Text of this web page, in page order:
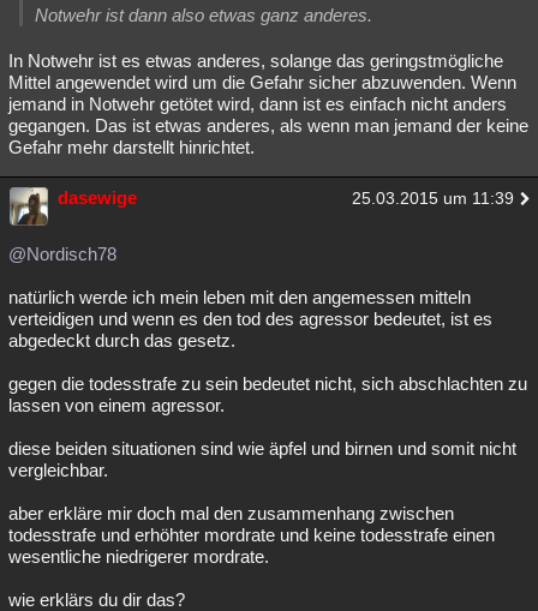
Notwehr ist dann also etwas ganz anderes.
In Notwehr ist es etwas anderes, solange das geringstmögliche
Mittel angewendet wird um die Gefahr sicher abzuwenden. Wenn
jemand in Notwehr getötet wird, dann ist es einfach nicht anders
gegangen. Das ist etwas anderes, als wenn man jemand der keine
Gefahr mehr darstellt hinrichtet.
dasewige 25.03.2015 um 11:39
@Nordisch78
natürlich werde ich mein leben mit den angemessen mitteln
verteidigen und wenn es den tod des agressor bedeutet, ist es
abgedeckt durch das gesetz.
gegen die todesstrafe zu sein bedeutet nicht, sich abschlachten zu
lassen von einem agressor.
diese beiden situationen sind wie äpfel und birnen und somit nicht
vergleichbar.
aber erkläre mir doch mal den zusammenhang zwischen
todesstrafe und erhöhter mordrate und keine todesstrafe einen
wesentliche niedrigerer mordrate.
wie erklärs du dir das?